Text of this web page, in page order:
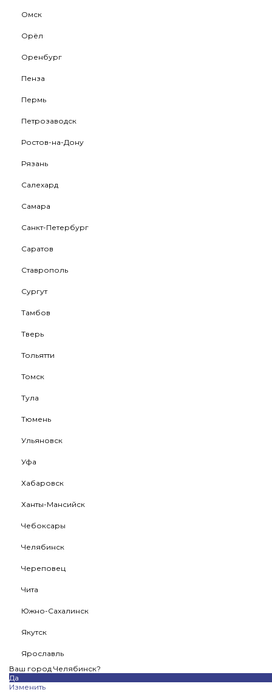
Омск
Орёл
Оренбург
Пенза
Пермь
Петрозаводск
Ростов-на-Дону
Рязань
Салехард
Самара
Санкт-Петербург
Саратов
Ставрополь
Сургут
Тамбов
Тверь
Тольятти
Томск
Тула
Тюмень
Ульяновск
Уфа
Хабаровск
Ханты-Мансийск
Чебоксары
Челябинск
Череповец
Чита
Южно-Сахалинск
Якутск
Ярославль
Ваш город Челябинск?
Да
Изменить